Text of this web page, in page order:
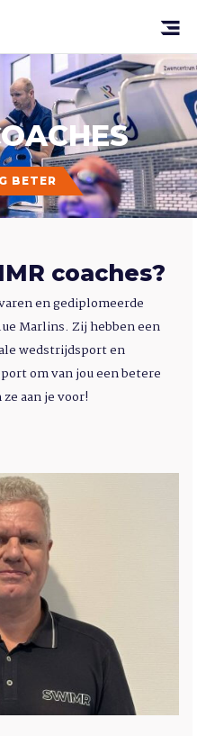
Open
menu
BETER
coaches?
en gediplomeerde
Marlins. Zij hebben een
wedstrijdsport en
om van jou een betere
aan je voor!